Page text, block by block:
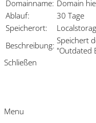
Domainname: Domain
Ablauf:
30 Tage
Speicherort:
Beschreibung: Speichert
"Outdated
Schließen
Menu